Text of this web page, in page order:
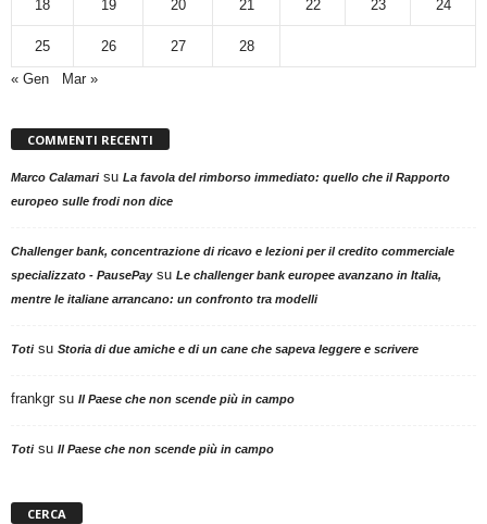
18 19 20 21 22 23 24
25 26 27
28
« Gen
Mar »
COMMENTI RECENTI
Marco Calamarisu La favola del rimborso immediato: quello che il Rapporto
europeo sulle frodi non dice
Challenger bank, concentrazione di ricavo e lezioni per il credito commerciale
specializzato - PausePaysu Le challenger bank europee avanzano in Italia,
mentre le italiane arrancano: un confronto tra modelli
Totisu Storia di due amiche e di un cane che sapeva leggere e scrivere
frankgr su Il Paese che non scende più in campo
Totisu Il Paese che non scende più in campo
CERCA